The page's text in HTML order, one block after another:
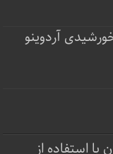
آردوینو
استفاده از